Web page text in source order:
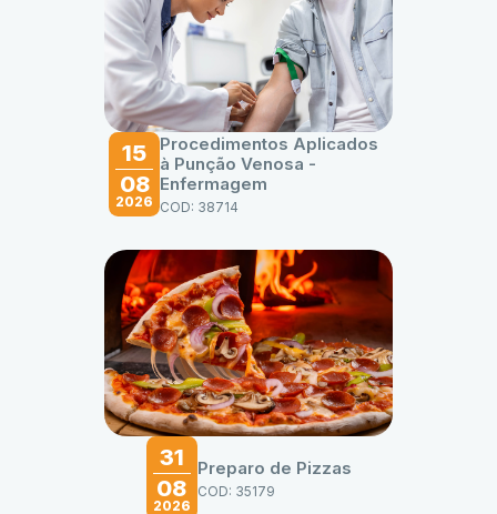
15
08
2026
Procedimentos Aplicados
à Punção Venosa -
Enfermagem
COD: 38714
31
08
2026
Preparo de Pizzas
COD: 35179